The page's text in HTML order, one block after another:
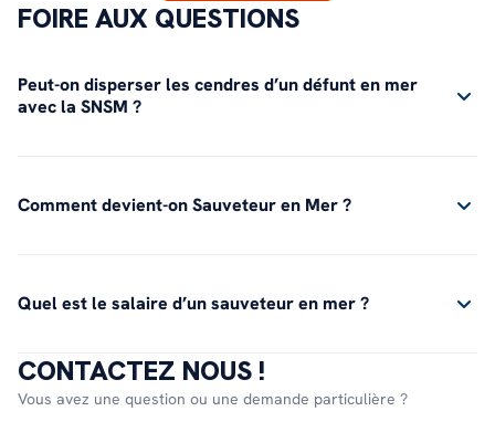
FOIRE AUX QUESTIONS
Peut-on disperser les cendres d’un défunt en mer
avec la SNSM ?
Comment devient-on Sauveteur en Mer ?
Quel est le salaire d’un sauveteur en mer ?
CONTACTEZ NOUS !
Vous avez une question ou une demande particulière ?